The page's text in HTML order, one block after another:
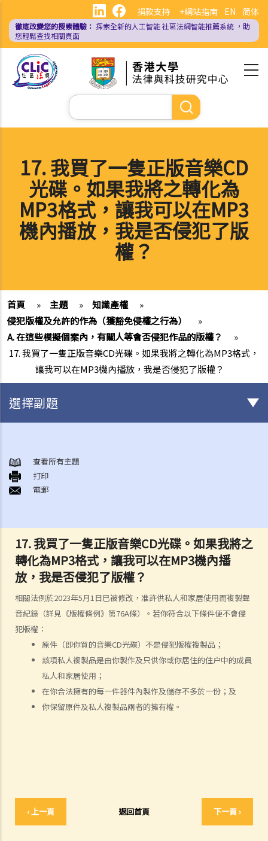
內
EN 简体
捐款支持 +網站指南
徹底改變您的搜索體驗： 探索全新的人工智能社區法網智能推薦系統 ，助
您輕鬆查找相關頁面
Search
17. 我買了一隻正版音樂CD
光碟。如果我將之轉化為
MP3格式，讓我可以在MP3
機內播放，我是否侵犯了版
權？
首頁 » 主題 » 知識產權
»
侵犯版權及允許的作為（獲豁免侵權之行為）
»
A. 在這些模擬個案內，有關人等會否侵犯作品的版權？
»
17. 我買了一隻正版音樂CD光碟。如果我將之轉化為MP3格式，
讓我可以在MP3機內播放，我是否侵犯了版權？
17. 我買了一隻正版音樂CD光碟。如果我將之
轉化為MP3格式，讓我可以在MP3機內播
放，我是否侵犯了版權？
相關法例於2023年5月1日已被修改，准許供私人和家居使用而複製聲
音紀錄（詳見《版權條例》第76A條）。若你符合以下條件便不會侵
犯版權：
原件（即你買的音樂CD光碟）不是侵犯版權複製品；
該項私人複製品是由你製作及只供你或你居住的住户中的成員
私人和家居使用；
在你合法擁有的每一件器件內製作及儲存不多於一份；及
你保留原件及私人複製品兩者的擁有權。
‹ 上一頁 返回首頁 下一頁 ›
選擇副題
一般事項
1. 我怎樣可以取得版權？
2. 版權的有效期可持續多久？
告示嗎？
4. 我怎樣可以找出作品的版權擁有人？
5. 我怎樣可以取得許可，去使用版權作品？
6. 有沒有作品可供我自由使用，而毋須事先向版權擁有人或有關負責人
取得許可？
7. 承接問題6，由政府出版之物品是否在公共領域之內？
8. 我的作品版權在其他國家有效嗎？
9. 外國人擁有的版權在香港有效嗎？
10. 版權擁有人可否轉讓其作品的版權予他人？
11. 版權轉讓和版權特許，有甚麼分別？
12. 就版權法而言，甚麼是精神權利？
13. 表演者可就他們的演出享有版權嗎？
誰。那麼我是該電腦程式的版權擁有人嗎？如果不是，我可以就這個程
式享有甚麼權利？
16. 我和另外兩名作者一起撰寫了一本書，這本書共有十二個分章，而
查看所有主題
打印
電郵